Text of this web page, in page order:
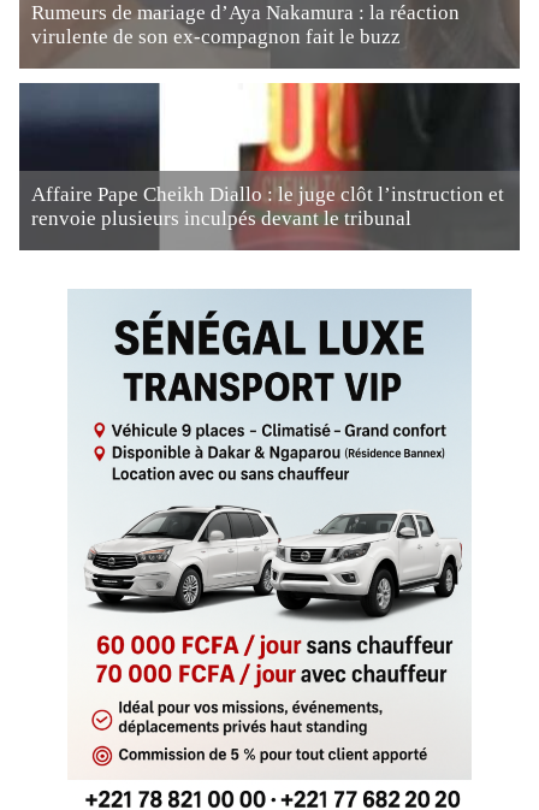
Rumeurs de mariage d’Aya Nakamura : la réaction
virulente de son ex-compagnon fait le buzz
Affaire Pape Cheikh Diallo : le juge clôt l’instruction et
renvoie plusieurs inculpés devant le tribunal